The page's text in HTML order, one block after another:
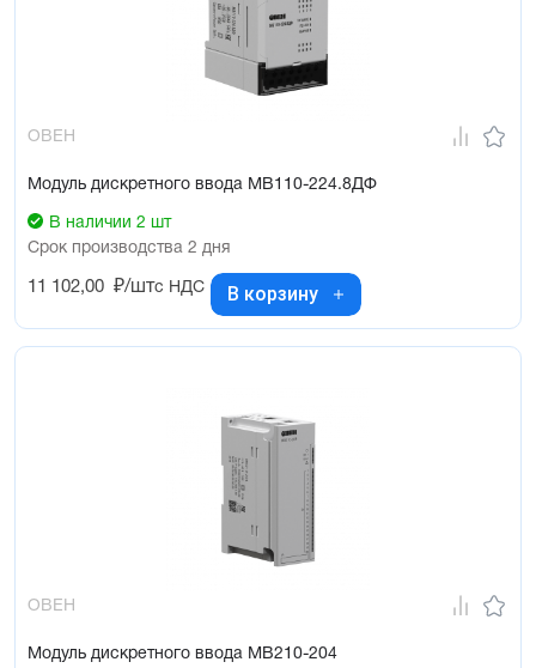
ОВЕН
Модуль дискретного ввода МВ110-224.8ДФ
В наличии 2 шт
Срок производства 2 дня
11 102,00 ₽/штс НДС В корзину
ОВЕН
Модуль дискретного ввода МВ210-204